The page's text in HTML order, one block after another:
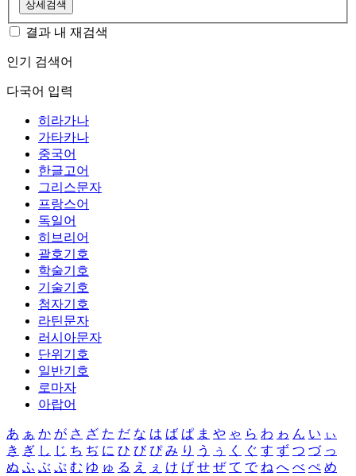
상세검색
결과 내 재검색
인기 검색어
다국어 입력
히라가나
가타카나
중국어
한글고어
그리스문자
프랑스어
독일어
히브리어
괄호기호
학술기호
기술기호
첨자기호
라틴문자
러시아문자
단위기호
일반기호
로마자
아랍어
あ ぁ か が さ ざ た だ な は ば ぱ ま や ゃ ら わ ゎ ん い ぃ
き ぎ し じ ち ぢ に ひ び ぴ み り う ぅ く ぐ す ず つ づ っ
ぬ ふ ぶ ぷ む ゆ ゅ る え ぇ け げ せ ぜ て で ね へ べ ぺ め